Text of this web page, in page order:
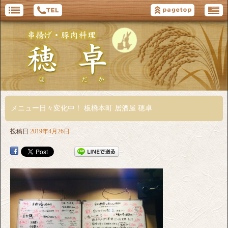
メニュー日々変化中！ 板橋本町 居酒屋 穂卓
投稿日 2019年4月26日